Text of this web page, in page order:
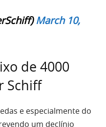
March 10,
de 4000
Schiff
e especialmente do
um declínio